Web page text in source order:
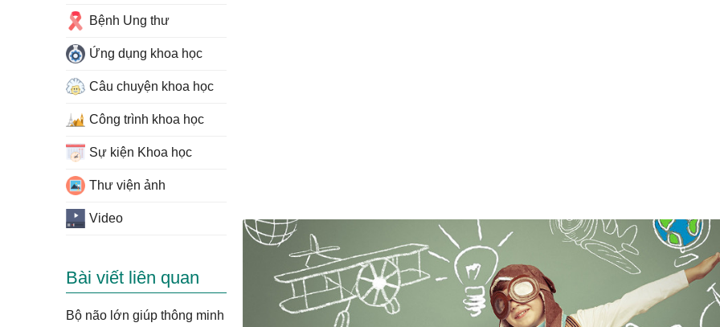
Bệnh Ung thư
Ứng dụng khoa học
Câu chuyện khoa học
Công trình khoa học
Sự kiện Khoa học
Thư viện ảnh
Video
Bài viết liên quan
Bộ não lớn giúp thông minh